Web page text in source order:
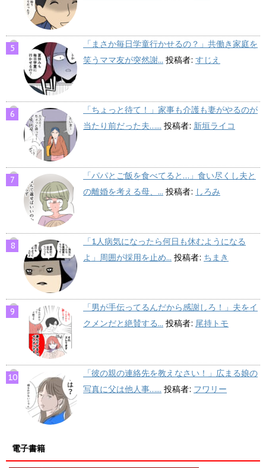
「まさか毎日学童行かせるの？」共働き家庭を
笑うママ友が突然謝... 投稿者: すじえ
「ちょっと待て！」家事も介護も妻がやるのが
当たり前だった夫…... 投稿者: 新垣ライコ
「パパとご飯を食べてると…」食い尽くし夫と
の離婚を考える母、... 投稿者: しろみ
「1人病気になったら何日も休むようになる
よ」周囲が採用を止め... 投稿者: ちまき
「男が手伝ってるんだから感謝しろ！」夫をイ
クメンだと絶賛する... 投稿者: 尾持トモ
「彼の親の連絡先を教えなさい！」広まる娘の
写真に父は他人事…... 投稿者: フワリー
電子書籍